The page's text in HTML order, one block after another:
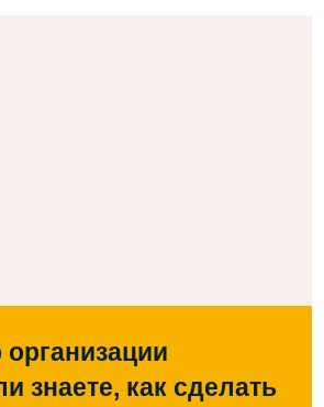
знаете, как сделать